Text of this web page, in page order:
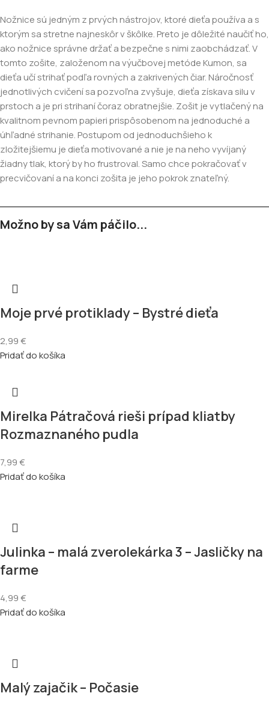
Nožnice sú jedným z prvých nástrojov, ktoré dieťa používa a s
ktorým sa stretne najneskôr v škôlke. Preto je dôležité naučiť ho,
ako nožnice správne držať a bezpečne s nimi zaobchádzať. V
tomto zošite, založenom na výučbovej metóde Kumon, sa
dieťa učí strihať podľa rovných a zakrivených čiar. Náročnosť
jednotlivých cvičení sa pozvoľna zvyšuje, dieťa získava silu v
prstoch a je pri strihaní čoraz obratnejšie. Zošit je vytlačený na
kvalitnom pevnom papieri prispôsobenom na jednoduché a
úhľadné strihanie. Postupom od jednoduchšieho k
zložitejšiemu je dieťa motivované a nie je na neho vyvíjaný
žiadny tlak, ktorý by ho frustroval. Samo chce pokračovať v
precvičovaní a na konci zošita je jeho pokrok znateľný.
Možno by sa Vám páčilo...
Moje prvé protiklady – Bystré dieťa
2,99€
Pridať do košíka
Mirelka Pátračová rieši prípad kliatby
Rozmaznaného pudla
7,99€
Pridať do košíka
Julinka – malá zverolekárka 3 – Jasličky na
farme
4,99€
Pridať do košíka
Malý zajačik – Počasie